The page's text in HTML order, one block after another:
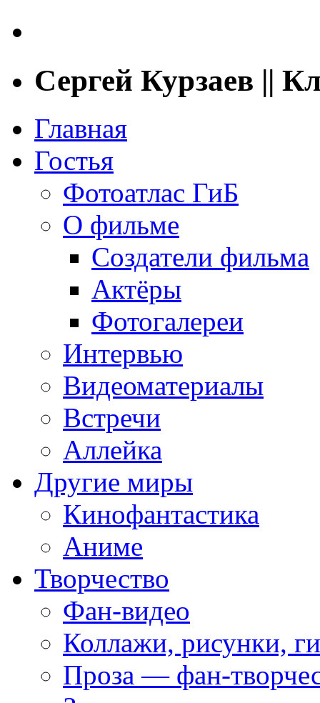
Сергей Курзаев ||
Главная
Гостья
Фотоатлас ГиБ
О фильме
Создатели фильма
Актёры
Фотогалереи
Интервью
Видеоматериалы
Встречи
Аллейка
Другие миры
Кинофантастика
Аниме
Творчество
Фан-видео
Коллажи, рисунки,
Проза — фан-